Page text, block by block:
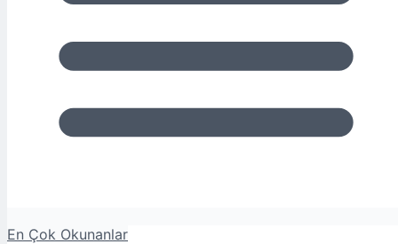
En Çok Okunanlar